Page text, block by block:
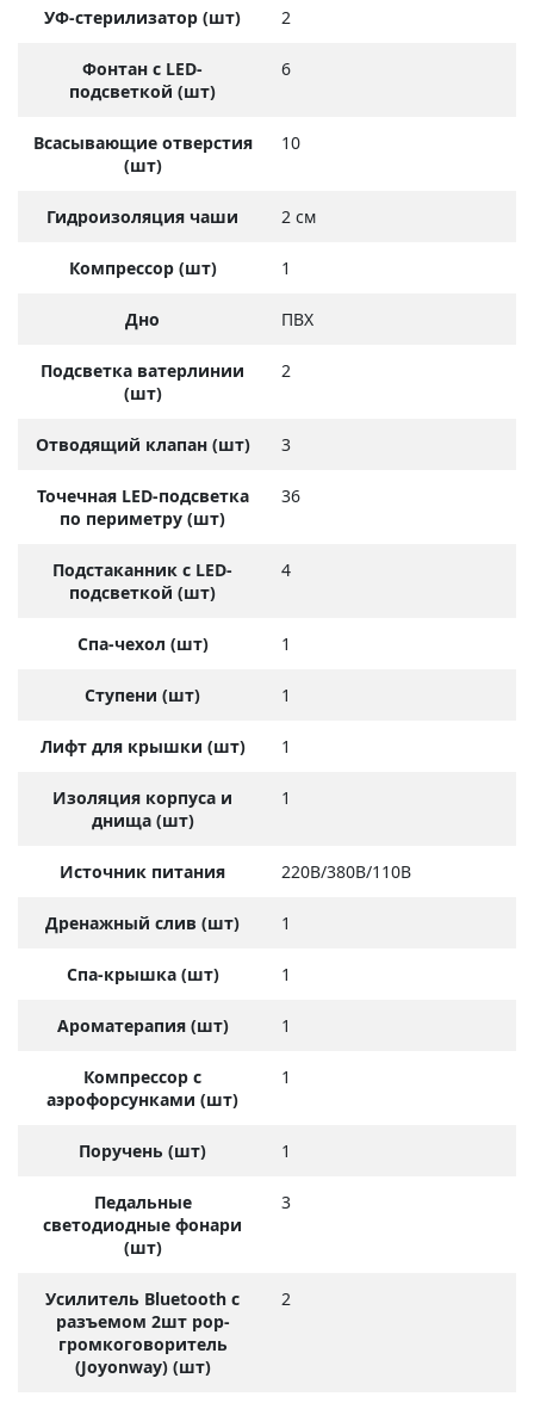
УФ-стерилизатор (шт) 2
Фонтан с LED-
подсветкой (шт)
6
Всасывающие отверстия
(шт)
10
Гидроизоляция чаши 2 см
Компрессор (шт) 1
Дно ПВХ
Подсветка ватерлинии
(шт)
2
Отводящий клапан (шт) 3
Точечная LED-подсветка
по периметру (шт)
36
Подстаканник с LED-
подсветкой (шт)
4
Спа-чехол (шт) 1
Ступени (шт) 1
Лифт для крышки (шт) 1
Изоляция корпуса и
днища (шт)
1
Источник питания 220В/380В/110В
Дренажный слив (шт) 1
Спа-крышка (шт) 1
Ароматерапия (шт) 1
Компрессор с
аэрофорсунками (шт)
1
Поручень (шт) 1
Педальные
светодиодные фонари
(шт)
3
Усилитель Bluetooth с
разъемом 2шт pop-
громкоговоритель
(Joyonway) (шт)
2